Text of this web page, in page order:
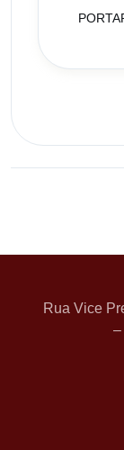
Rua Vice
–